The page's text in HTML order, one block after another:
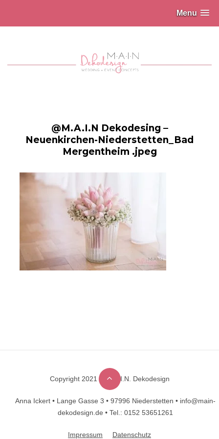
Menu
@M.A.I.N Dekodesing –
Neuenkirchen-Niederstetten_Bad
Mergentheim .jpeg
Designed byDesignHooks
Copyright 2021 © M.A.I.N. Dekodesign
Anna Ickert • Lange Gasse 3 • 97996 Niederstetten • info@main-
dekodesign.de • Tel.: 0152 53651261
Impressum Datenschutz